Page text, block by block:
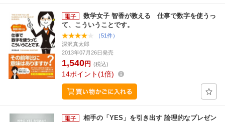
数学女子 智香が教える 仕事で数字を使うっ
て、こういうことです。
（51件）
深沢真太郎
2013年07月26日発売
1,540円 (税込)
14ポイント 1倍
相手の「YES」を引き出す 論理的なプレゼン